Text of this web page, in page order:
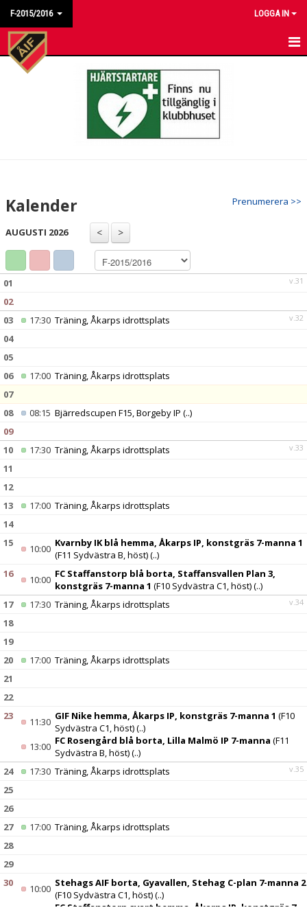
F-2015/2016 LOGGA IN
HEM
KONTAKT
Prenumerera >>
Kalender
AUGUSTI 2026
v.31
01
02
v.32
03 17:30 Träning, Åkarps idrottsplats
04
05
06
17:00 Träning, Åkarps idrottsplats
07
08
08:15 Bjärredscupen F15, Borgeby IP (..)
09
v.33
10 17:30 Träning, Åkarps idrottsplats
11
12
13
17:00 Träning, Åkarps idrottsplats
14
15
10:00 Kvarnby IK blå hemma, Åkarps IP, konstgräs 7-manna 1
(F11 Sydvästra B, höst)(..)
16
10:00 FC Staffanstorp blå borta, Staffansvallen Plan 3,
konstgräs 7-manna 1 (F10 Sydvästra C1, höst)(..)
v.34
17 17:30 Träning, Åkarps idrottsplats
18
19
20
17:00 Träning, Åkarps idrottsplats
21
22
23
11:30 GIF Nike hemma, Åkarps IP, konstgräs 7-manna 1 (F10
Sydvästra C1, höst)(..)
13:00 FC Rosengård blå borta, Lilla Malmö IP 7-manna (F11
Sydvästra B, höst)(..)
v.35
24 17:30 Träning, Åkarps idrottsplats
25
26
27
17:00 Träning, Åkarps idrottsplats
28
29
30
10:00 Stehags AIF borta, Gyavallen, Stehag C-plan 7-manna 2
(F10 Sydvästra C1, höst)(..)
FC Staffanstorp svart hemma, Åkarps IP, konstgräs 7-